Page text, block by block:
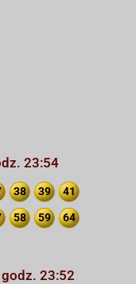
23:54
38 39 41
58 59 64
23:52